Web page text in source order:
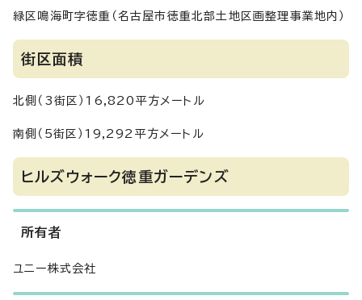
緑区鳴海町字徳重（名古屋市徳重北部土地区画整理事業地内）
街区面積
北側（3街区）16,820平方メートル
南側（5街区）19,292平方メートル
ヒルズウォーク徳重ガーデンズ
所有者
ユニー株式会社